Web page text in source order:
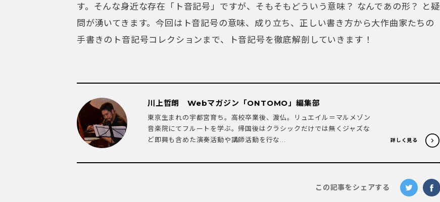
す。そんな身近な存在「ト音記号」ですが、そもそもどういう意味？ なんであの形？ と疑
問が湧いてきます。今回はト音記号の意味、成り立ち、正しい書き方から大作曲家たちの
手書きのト音記号コレクションまで、ト音記号を徹底解剖していきます！
川上哲朗 Webマガジン「ONTOMO」編集部
東京生まれの宇都宮育ち。高校卒業後、渡仏。リュエイル＝マルメゾン
音楽院にてフルートを学ぶ。帰国後はクラシックだけでは無くジャズな
ど即興も含めた演奏活動や講師活動を行な...
詳しく見る
この記事をシェアする